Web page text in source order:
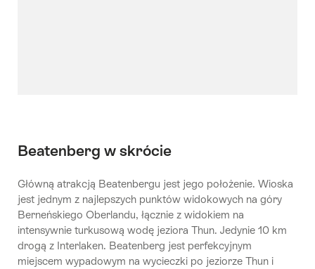
Beatenberg w skrócie
Główną atrakcją Beatenbergu jest jego położenie. Wioska
jest jednym z najlepszych punktów widokowych na góry
Berneńskiego Oberlandu, łącznie z widokiem na
intensywnie turkusową wodę jeziora Thun. Jedynie 10 km
drogą z Interlaken. Beatenberg jest perfekcyjnym
miejscem wypadowym na wycieczki po jeziorze Thun i